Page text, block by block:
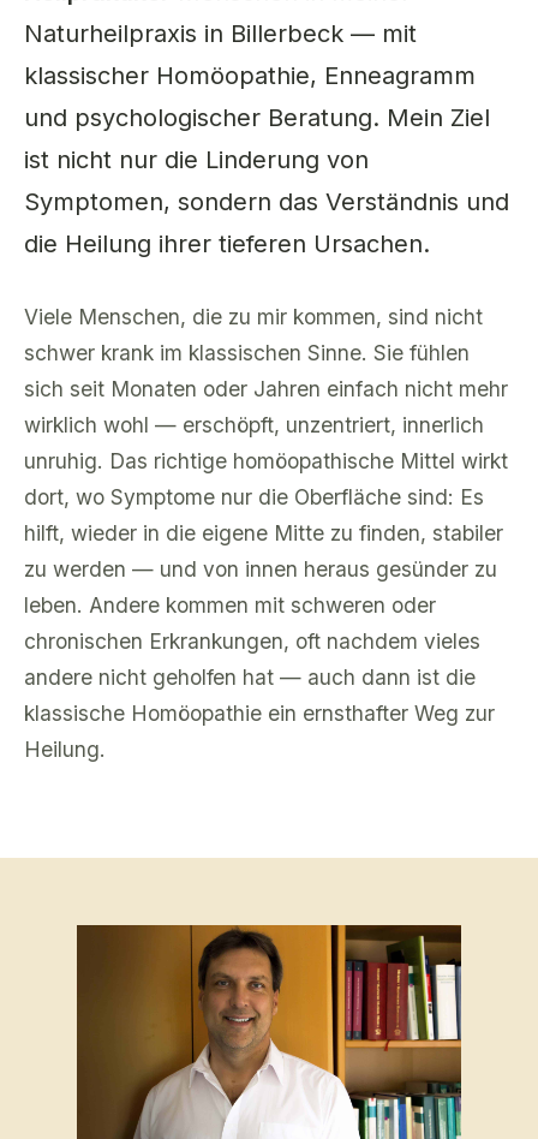
Naturheilpraxis in Billerbeck — mit
klassischer Homöopathie, Enneagramm
und psychologischer Beratung. Mein Ziel
ist nicht nur die Linderung von
Symptomen, sondern das Verständnis und
die Heilung ihrer tieferen Ursachen.
Viele Menschen, die zu mir kommen, sind nicht
schwer krank im klassischen Sinne. Sie fühlen
sich seit Monaten oder Jahren einfach nicht mehr
wirklich wohl — erschöpft, unzentriert, innerlich
unruhig. Das richtige homöopathische Mittel wirkt
dort, wo Symptome nur die Oberfläche sind: Es
hilft, wieder in die eigene Mitte zu finden, stabiler
zu werden — und von innen heraus gesünder zu
leben. Andere kommen mit schweren oder
chronischen Erkrankungen, oft nachdem vieles
andere nicht geholfen hat — auch dann ist die
klassische Homöopathie ein ernsthafter Weg zur
Heilung.